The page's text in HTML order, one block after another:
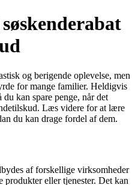
og berigende oplevelse, men
for mange familier. Heldigvis
kan spare penge, når det
Læs videre for at lære
du kan drage fordel af dem.
af forskellige virksomheder
produkter eller tjenester. Det kan